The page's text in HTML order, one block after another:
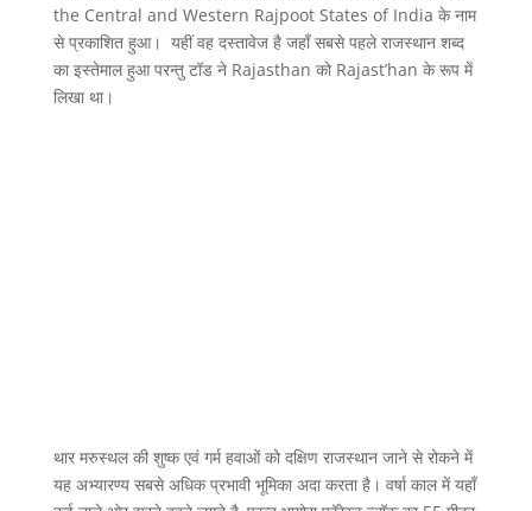
the Central and Western Rajpoot States of India के नाम
से प्रकाशित हुआ। यहीं वह दस्तावेज है जहाँ सबसे पहले राजस्थान शब्द
का इस्तेमाल हुआ परन्तु टॉड ने Rajasthan को Rajast’han के रूप में
लिखा था।
थार मरुस्थल की शुष्क एवं गर्म हवाओं को दक्षिण राजस्थान जाने से रोकने में
यह अभ्यारण्य सबसे अधिक प्रभावी भूमिका अदा करता है। वर्षा काल में यहाँ